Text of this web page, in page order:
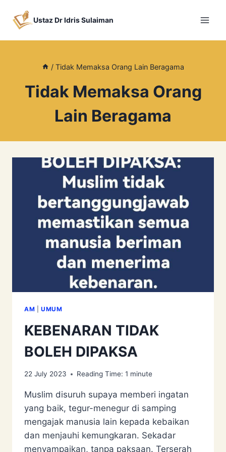
Ustaz Dr Idris Sulaiman
/ Tidak Memaksa Orang Lain Beragama
Tidak Memaksa Orang
Lain Beragama
AM UMUM
KEBENARAN TIDAK
BOLEH DIPAKSA
22 July 2023 Reading Time: 1 minute
Muslim disuruh supaya memberi ingatan
yang baik, tegur-menegur di samping
mengajak manusia lain kepada kebaikan
dan menjauhi kemungkaran. Sekadar
menyampaikan, tanpa paksaan. Terserah